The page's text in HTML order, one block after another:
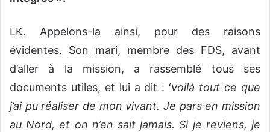
LK. Appelons-la ainsi, pour des raisons
évidentes. Son mari, membre des FDS, avant
d’aller à la mission, a rassemblé tous ses
documents utiles, et lui a dit : ‘voilà tout ce que
j’ai pu réaliser de mon vivant. Je pars en mission
au Nord, et on n’en sait jamais. Si je reviens, je